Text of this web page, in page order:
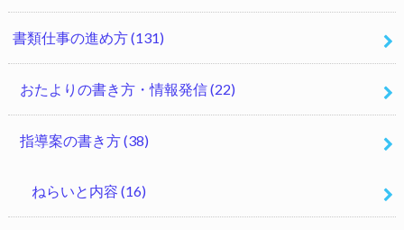
書類仕事の進め方(131)
おたよりの書き方・情報発信(22)
指導案の書き方(38)
ねらいと内容 (16)